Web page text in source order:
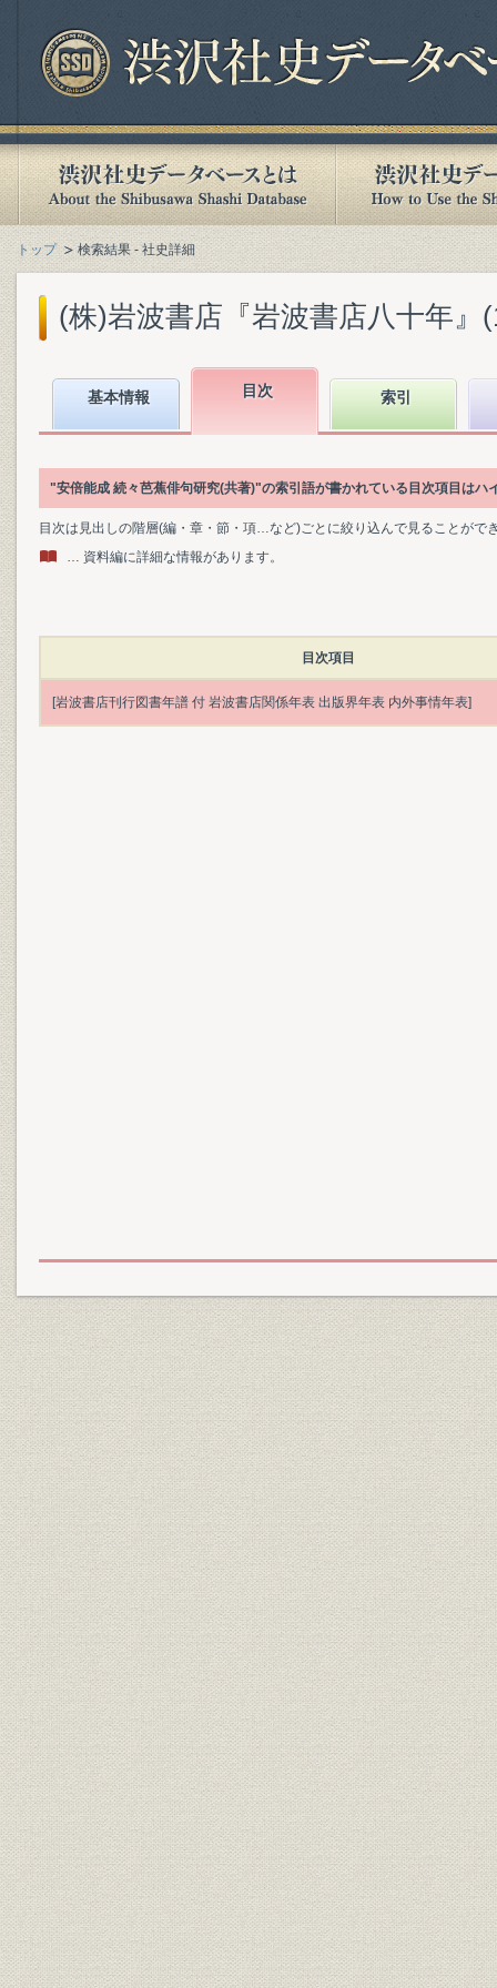
トップ 検索結果 - 社史詳細
(株)岩波書店『岩波書店八十年』
基本情報 目次 索引
"安倍能成 続々芭蕉俳句研究(共著)"の索引語が書かれている目次項目はハ
目次は見出しの階層(編・章・節・項…など)ごとに絞り込んで見ることがで
… 資料編に詳細な情報があります。
目次項目
[岩波書店刊行図書年譜 付 岩波書店関係年表 出版界年表 内外事情年表]